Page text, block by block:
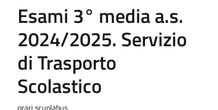
Esami 3° media a.s.
2024/2025. Servizio
di Trasporto
Scolastico
orari scuolabus